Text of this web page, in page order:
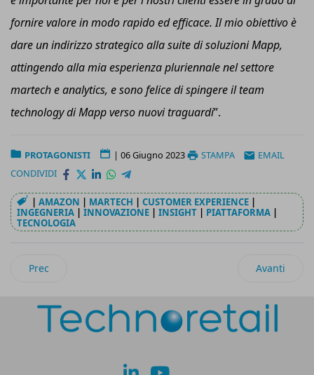
fornire valore in modo rapido ed efficace. Il mio obiettivo è
dare un indirizzo strategico alla suite di soluzioni Mapp,
attingendo alla mia esperienza pluriennale nel settore
martech e analytics, e sono felice di spingere il team
technology di Mapp verso nuovi traguardi”.
PROTAGONISTI | 06 Giugno 2023 STAMPA
EMAIL
CONDIVIDI
| AMAZON | MARTECH | CUSTOMER EXPERIENCE |
INGEGNERIA | INNOVAZIONE | INSIGHT | PIATTAFORMA |
TECNOLOGIA
Articolo precedente: Medallia rafforza l’executive team per
Prec Articolo
Avanti